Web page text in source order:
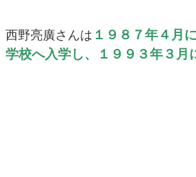
西野亮廣さんは １９８７年４月
学校へ入学し、１９９３年３月